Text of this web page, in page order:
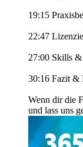
19:15
22:47
27:00 Skills
30:16 Fazit &
Wenn dir die
und lass uns